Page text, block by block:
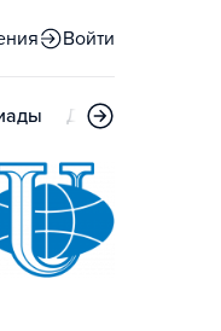
Войти
Дни открытых